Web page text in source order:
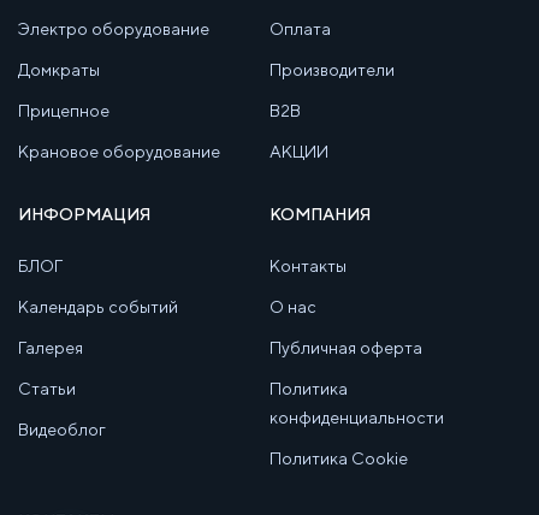
Электро оборудование
Домкраты
Прицепное
Крановое оборудование
Оплата
Производители
B2B
АКЦИИ
ИНФОРМАЦИЯ
БЛОГ
Календарь событий
Галерея
Статьи
Видеоблог
КОМПАНИЯ
Контакты
О нас
Публичная оферта
Политика
конфиденциальности
Политика Cookie